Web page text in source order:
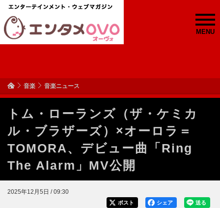
MENU
音楽 音楽ニュース
トム・ローランズ（ザ・ケミカ
ル・ブラザーズ）×オーロラ＝
TOMORA、デビュー曲「Ring
The Alarm」MV公開
2025年12月5日 / 09:30
送る
シェア
ポスト